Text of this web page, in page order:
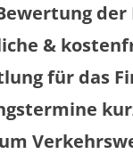
&
für das